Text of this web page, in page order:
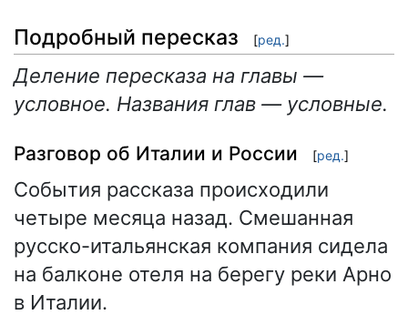
Подробный пересказ [ред.]
Деление пересказа на главы —
условное. Названия глав — условные.
Разговор об Италии и России [ред.]
События рассказа происходили
четыре месяца назад. Смешанная
русско-итальянская компания сидела
на балконе отеля на берегу реки Арно
в Италии.